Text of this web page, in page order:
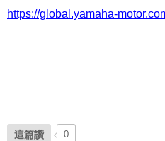
https://global.yamaha-
這篇讚 0